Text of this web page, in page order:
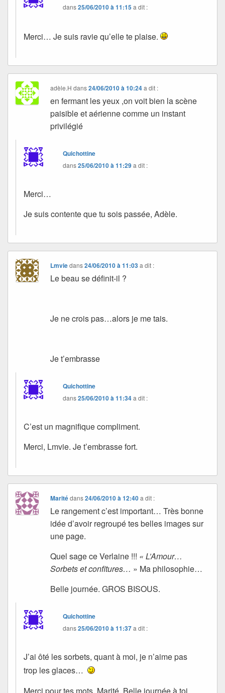
dans25/06/2010 à 11:15a dit :
Merci… Je suis ravie qu’elle te plaise.
adèle.H dans24/06/2010 à 10:24 a dit :
en fermant les yeux ,on voit bien la scène
paisible et aérienne comme un instant
privilégié
Quichottine
dans25/06/2010 à 11:29a dit :
Merci…
Je suis contente que tu sois passée, Adèle.
Lmviedans24/06/2010 à 11:03 a dit :
Le beau se définit-il ?
Je ne crois pas…alors je me tais.
Je t’embrasse
Quichottine
dans25/06/2010 à 11:34a dit :
C’est un magnifique compliment.
Merci, Lmvie. Je t’embrasse fort.
Maritédans24/06/2010 à 12:40 a dit :
Le rangement c’est important… Très bonne
idée d’avoir regroupé tes belles images sur
une page.
Quel sage ce Verlaine !!! « L’Amour…
Sorbets et confitures… » Ma philosophie…
Belle journée. GROS BISOUS.
Quichottine
dans25/06/2010 à 11:37a dit :
J’ai ôté les sorbets, quant à moi, je n’aime pas
trop les glaces…
Merci pour tes mots, Marité. Belle journée à toi